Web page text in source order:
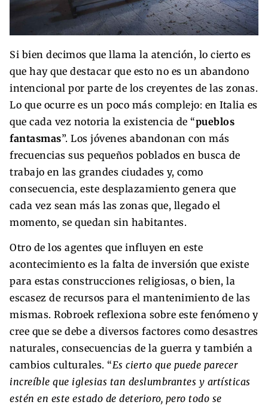
Si bien decimos que llama la atención, lo cierto es
que hay que destacar que esto no es un abandono
intencional por parte de los creyentes de las zonas.
Lo que ocurre es un poco más complejo: en Italia es
que cada vez notoria la existencia de “pueblos
fantasmas”. Los jóvenes abandonan con más
frecuencias sus pequeños poblados en busca de
trabajo en las grandes ciudades y, como
consecuencia, este desplazamiento genera que
cada vez sean más las zonas que, llegado el
momento, se quedan sin habitantes.
Otro de los agentes que influyen en este
acontecimiento es la falta de inversión que existe
para estas construcciones religiosas, o bien, la
escasez de recursos para el mantenimiento de las
mismas. Robroek reflexiona sobre este fenómeno y
cree que se debe a diversos factores como desastres
naturales, consecuencias de la guerra y también a
cambios culturales. “Es cierto que puede parecer
increíble que iglesias tan deslumbrantes y artísticas
estén en este estado de deterioro, pero todo se